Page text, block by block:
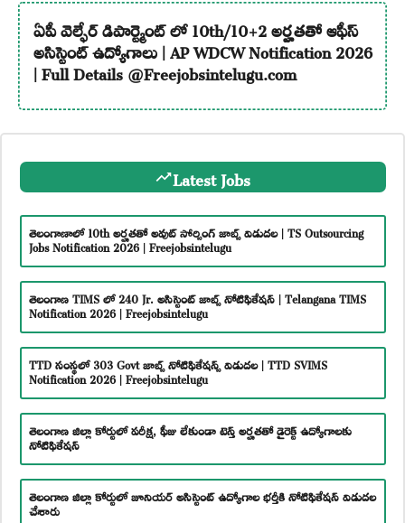
ఏపీ వెల్ఫేర్ డిపార్ట్మెంట్ లో 10th/10+2 అర్హతతో ఆఫీస్
అసిస్టెంట్ ఉద్యోగాలు | AP WDCW Notification 2026
| Full Details @Freejobsintelugu.com
Latest Jobs
తెలంగాణాలో 10th అర్హతతో అవుట్ సోర్సింగ్ జాబ్స్ విడుదల | TS Outsourcing
Jobs Notification 2026 | Freejobsintelugu
తెలంగాణ TIMS లో 240 Jr. అసిస్టెంట్ జాబ్స్ నోటిఫికేషన్ | Telangana TIMS
Notification 2026 | Freejobsintelugu
TTD సంస్థలో 303 Govt జాబ్స్ నోటిఫికేషన్స్ విడుదల | TTD SVIMS
Notification 2026 | Freejobsintelugu
తెలంగాణ జిల్లా కోర్టులో పరీక్ష, ఫీజు లేకుండా టెన్త్ అర్హతతో డైరెక్ట్ ఉద్యోగాలకు
నోటిఫికేషన్
తెలంగాణ జిల్లా కోర్టులో జూనియర్ అసిస్టెంట్ ఉద్యోగాల భర్తీకి నోటిఫికేషన్ విడుదల
చేశారు